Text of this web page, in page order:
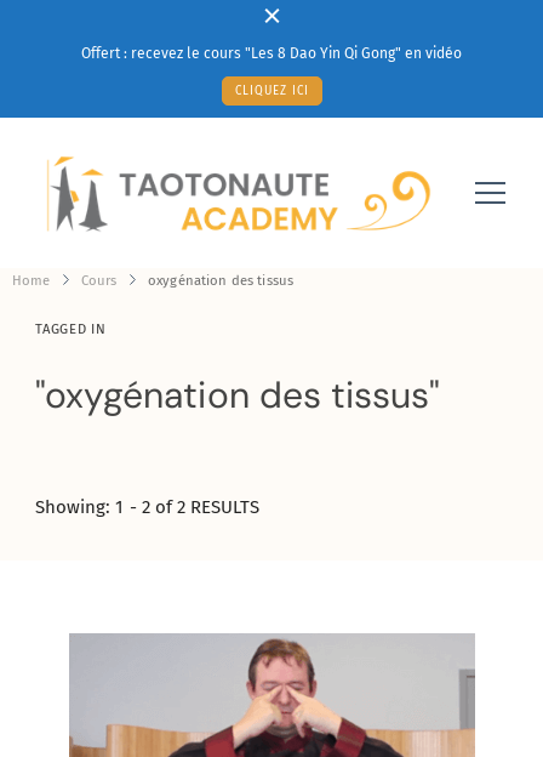
Offert : recevez le cours "Les 8 Dao Yin Qi Gong" en vidéo
CLIQUEZ ICI
Taotonaute Academy
Home
Cours oxygénation des tissus
TAGGED IN
oxygénation des tissus
Showing: 1 - 2 of 2 RESULTS